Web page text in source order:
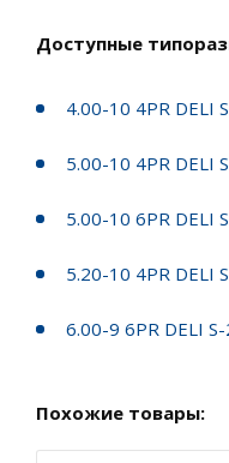
Доступные
4.00-10 4PR DELI
5.00-10 4PR DELI
5.00-10 6PR DELI
5.20-10 4PR DELI
6.00-9 6PR DELI
Похожие товары: